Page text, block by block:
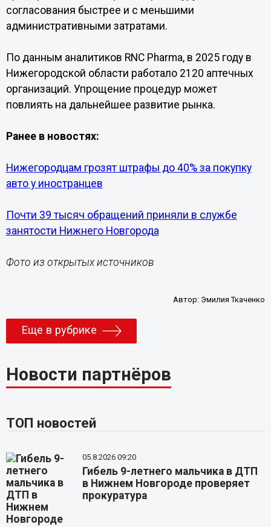
согласования быстрее и с меньшими
административными затратами.
По данным аналитиков RNC Pharma, в 2025 году в
Нижегородской области работало 2120 аптечных
организаций. Упрощение процедур может
повлиять на дальнейшее развитие рынка.
Ранее в новостях:
Нижегородцам грозят штрафы до 40% за покупку
авто у иностранцев
Почти 39 тысяч обращений приняли в службе
занятости Нижнего Новгорода
Фото из открытых источников
Автор: Эмилия Ткаченко
Еще в рубрике
Новости партнёров
ТОП новостей
05.8.2026 09:20
Гибель 9-летнего мальчика в ДТП
в Нижнем Новгороде проверяет
прокуратура